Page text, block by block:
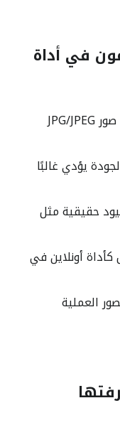
في أداة
مركّزة خصيصًا على ضغط صور JPG/JPEG
يؤدي غالبًا
حقيقية مثل
كأداة أونلاين في
العملية